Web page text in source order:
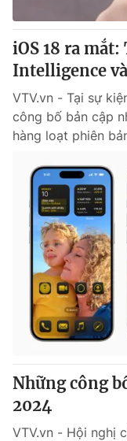
® Cấm sao chép dưới
thuận bằng văn bản.
thông tin từ website
iOS 18 ra
Intelligence
VTV.vn - Tại sự
công bố bản cập
hàng loạt phiên
Những công
2024
VTV.vn - Hội nghị